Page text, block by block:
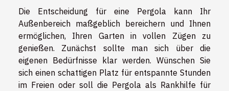
Die Entscheidung für eine Pergola kann Ihr
Außenbereich maßgeblich bereichern und Ihnen
ermöglichen, Ihren Garten in vollen Zügen zu
genießen. Zunächst sollte man sich über die
eigenen Bedürfnisse klar werden. Wünschen Sie
sich einen schattigen Platz für entspannte Stunden
im Freien oder soll die Pergola als Rankhilfe für